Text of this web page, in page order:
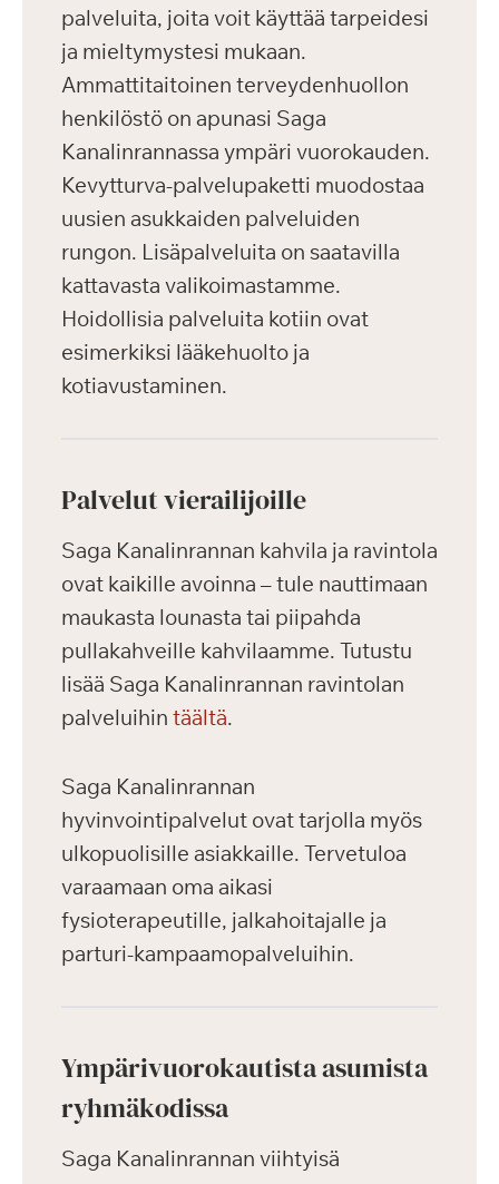
palveluita, joita voit käyttää tarpeidesi
ja mieltymystesi mukaan.
Ammattitaitoinen terveydenhuollon
henkilöstö on apunasi Saga
Kanalinrannassa ympäri vuorokauden.
Kevytturva-palvelupaketti muodostaa
uusien asukkaiden palveluiden
rungon. Lisäpalveluita on saatavilla
kattavasta valikoimastamme.
Hoidollisia palveluita kotiin ovat
esimerkiksi lääkehuolto ja
kotiavustaminen.
Palvelut vierailijoille
Saga Kanalinrannan kahvila ja ravintola
ovat kaikille avoinna – tule nauttimaan
maukasta lounasta tai piipahda
pullakahveille kahvilaamme. Tutustu
lisää Saga Kanalinrannan ravintolan
palveluihin täältä.
Saga Kanalinrannan
hyvinvointipalvelut ovat tarjolla myös
ulkopuolisille asiakkaille. Tervetuloa
varaamaan oma aikasi
fysioterapeutille, jalkahoitajalle ja
parturi-kampaamopalveluihin.
Ympärivuorokautista asumista
ryhmäkodissa
Saga Kanalinrannan viihtyisä